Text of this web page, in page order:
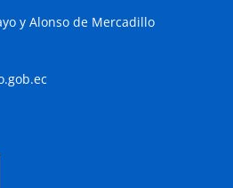
y Alonso de Mercadillo